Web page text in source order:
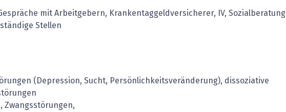
mit Arbeitgebern, Krankentaggeldversicherer, IV, Sozialberatung
Stellen
(Depression, Sucht, Persönlichkeitsveränderung), dissoziative
Zwangsstörungen,